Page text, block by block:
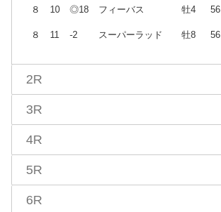
８ 10 ◎18 フィーバス 牡4 56
８ 11 -2 スーパーラッド 牡8 56
2R
3R
4R
5R
6R